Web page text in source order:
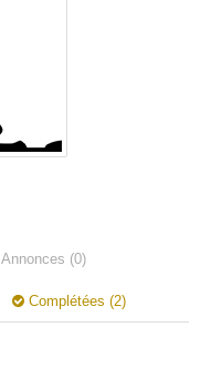
Annonces (0)
Complétées (2)